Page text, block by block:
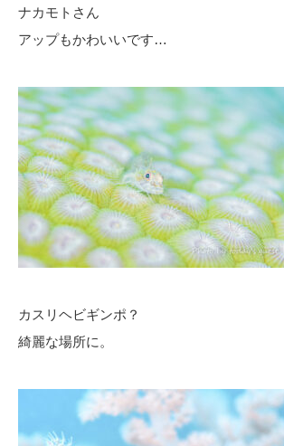
ナカモトさん
アップもかわいいです…
カスリヘビギンポ？
綺麗な場所に。